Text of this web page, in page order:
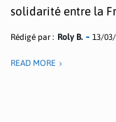
solidarité entre la
Rédigé par : Roly B. 13/
READ MORE